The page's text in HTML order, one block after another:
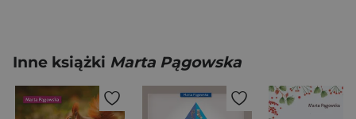
Inne książki Marta Pągowska